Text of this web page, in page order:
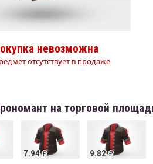
невозможна
отсутствует в продаже
на торговой
7.94 9.82